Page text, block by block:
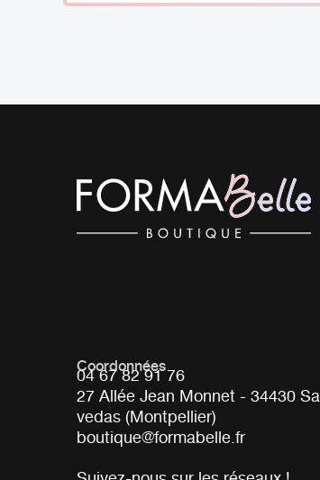
Coordonnées
04 67 82 91 76
27 Allée Jean Monnet - 34430
vedas (Montpellier)
boutique@formabelle.fr